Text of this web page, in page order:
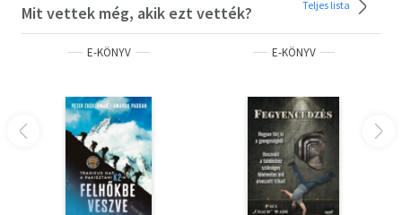
Mit vettek még, akik ezt vették? Teljes lista
E-KÖNYV E-KÖNYV